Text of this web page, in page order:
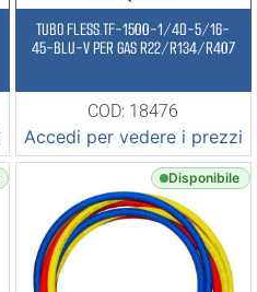
TUBO FLESS.TF-1500-1/4D-5/16-
45-BLU-V PER GAS R22/R134/R407
COD: 18476
Accedi per vedere i prezzi
Disponibile